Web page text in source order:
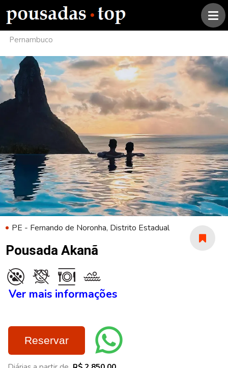
Pernambuco
PE - Fernando de Noronha, Distrito Estadual
Pousada Akanã
Ver mais informações
Reservar